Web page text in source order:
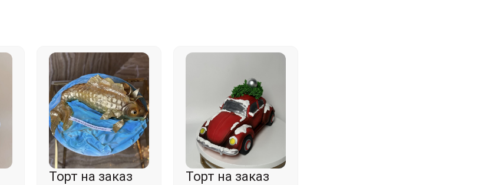
Торт на заказ
Торт на заказ